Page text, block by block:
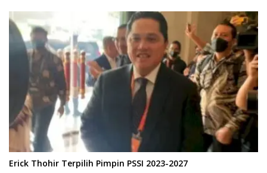
Erick Thohir Terpilih Pimpin PSSI 2023-2027